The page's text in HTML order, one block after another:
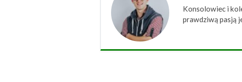
Konsolowiec i
prawdziwą pasją